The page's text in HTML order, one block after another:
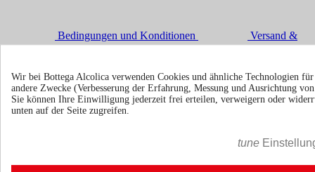
Bedingungen und Konditionen Versand &
Lieferung Rückgaberecht
Über uns Toggle über uns links
Über uns | Bottegaalcolica.com
Häufige Frage |
Kontaktieren Sie uns
Wir bei Bottega Alcolica verwenden Cookies und ähnliche Technologien
andere Zwecke (Verbesserung der Erfahrung, Messung und Ausrichtung
Sie können Ihre Einwilligung jederzeit frei erteilen, verweigern oder
unten auf der Seite zugreifen.
tune